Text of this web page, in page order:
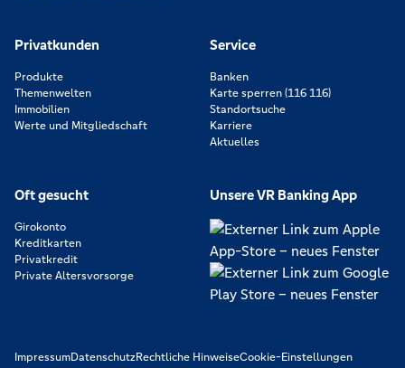
Privatkunden
Produkte
Themenwelten
Immobilien
Werte und Mitgliedschaft
Service
Banken
Karte sperren (116 116)
Standortsuche
Karriere
Aktuelles
Oft gesucht
Girokonto
Kreditkarten
Privatkredit
Private Altersvorsorge
Unsere VR Banking App
ImpressumDatenschutzRechtliche HinweiseCookie-Einstellungen